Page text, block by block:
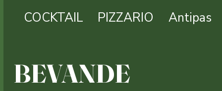
COCKTAIL PIZZARIO Antipasti
BEVANDE